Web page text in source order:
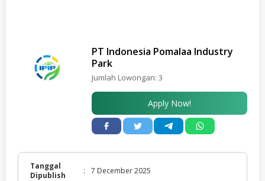
PT Indonesia Pomalaa Industry
Park
Jumlah Lowongan: 3
Apply Now!
Tanggal
Dipublish
: 7 December 2025